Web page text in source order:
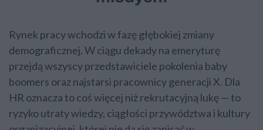
Rynek pracy wchodzi w fazę głębokiej zmiany
demograficznej. W ciągu dekady na emeryturę
przejdą wszyscy przedstawiciele pokolenia baby
boomers oraz najstarsi pracownicy generacji X. Dla
HR oznacza to coś więcej niż rekrutacyjną lukę — to
ryzyko utraty wiedzy, ciągłości przywództwa i kultury